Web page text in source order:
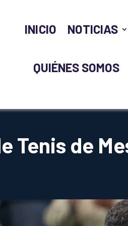
INICIO NOTICIAS
QUIÉNES SOMOS
Tenis de